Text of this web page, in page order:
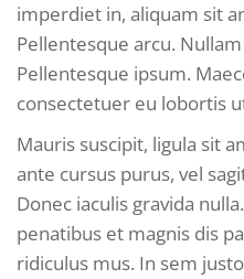
imperdiet in, aliquam sit
Pellentesque arcu.
Pellentesque ipsum.
consectetuer eu lobortis
Mauris suscipit, ligula sit
ante cursus purus, vel
Donec iaculis gravida
penatibus et magnis dis
ridiculus mus. In sem